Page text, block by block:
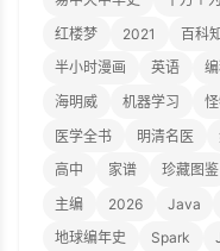
红楼梦
2021 百科
半小时漫画
英语
海明威
机器学习
医学全书
明清名医
高中
家谱 珍藏图鉴
主编
2026 Java
地球编年史
Spark